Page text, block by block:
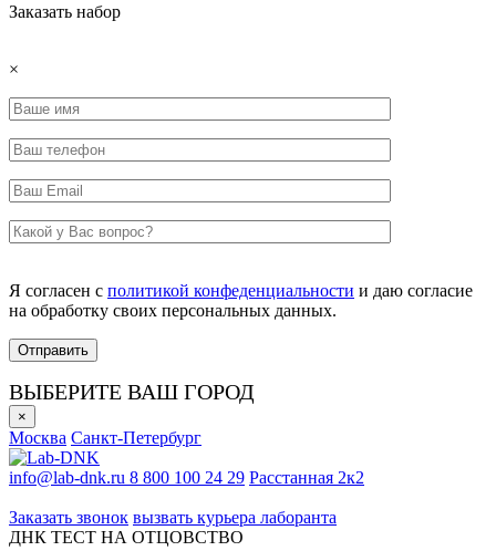
Заказать набор
×
Я согласен с политикой конфеденциальности и даю согласие
на обработку своих персональных данных.
ВЫБЕРИТЕ ВАШ ГОРОД
×
Москва Санкт-Петербург
info@lab-dnk.ru 8 800 100 24 29 Расстанная 2к2
Заказать звонок вызвать курьера лаборанта
ДНК ТЕСТ НА ОТЦОВСТВО